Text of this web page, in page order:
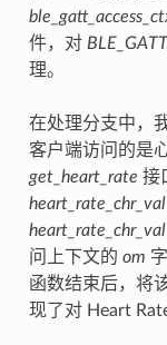
件，对
理。
在处理分支中，
客户端访问的是
get_heart_rate 接
heart_rate_chr_val
heart_rate_chr_val
问上下文的 om
函数结束后，将
现了对 Heart